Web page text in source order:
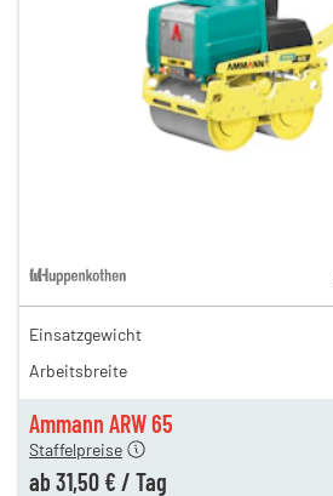
Ammann ARW 65
85,00 €
44,00 €
Staffelpreise
ab 31,50 € / Tag
Einsatzgewicht
Arbeitsbreite